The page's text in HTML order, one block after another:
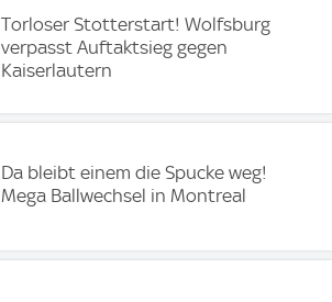
Torloser Stotterstart! Wolfsburg
verpasst Auftaktsieg gegen
Kaiserlautern
Da bleibt einem die Spucke weg!
Mega Ballwechsel in Montreal